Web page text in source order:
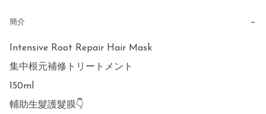
簡介 −
Intensive Root Repair Hair Mask
集中根元補修トリートメント
150ml
輔助生髮護髮膜👇